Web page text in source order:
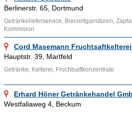
Trinkkultur in Europakönnen über die
aufgesucht werden.
Berlinerstr. 65, Dortmund
Getränkelieferservice, Bierzeltgarnituren,
Kommision
Cord Masemann
Hauptstr. 39, Martfeld
Getränke, Kelterei, Fruchtsaftkonzentrate
Erhard Höner Getränkehandel
Westfaliaweg 4, Beckum